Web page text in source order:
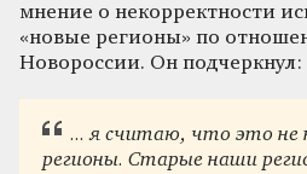
мнение о некорректности
«новые регионы» по
Новороссии. Он подчеркнул:
... я считаю, что это не
регионы. Старые наши